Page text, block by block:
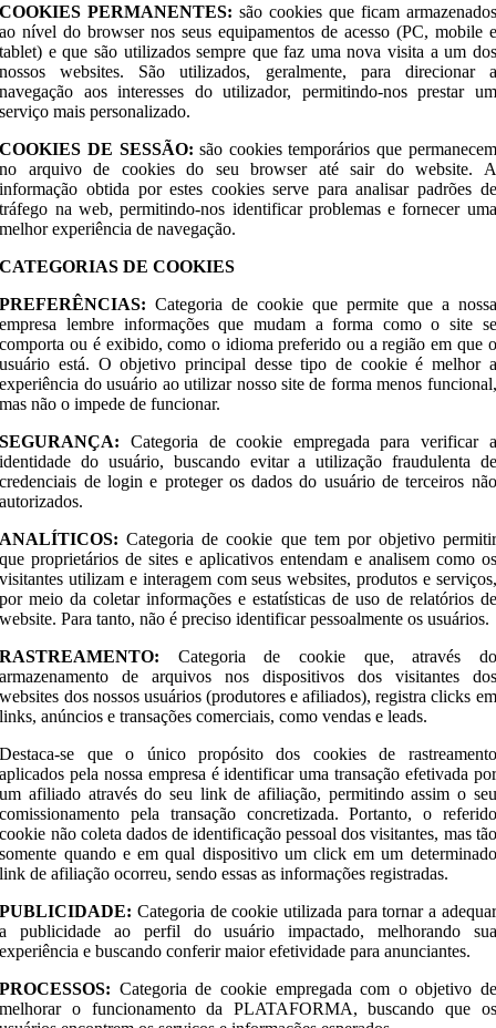
COOKIES PERMANENTES: são cookies que ficam armazenados
ao nível do browser nos seus equipamentos de acesso (PC, mobile e
tablet) e que são utilizados sempre que faz uma nova visita a um dos
nossos websites. São utilizados, geralmente, para direcionar a
navegação aos interesses do utilizador, permitindo-nos prestar um
serviço mais personalizado.
COOKIES DE SESSÃO: são cookies temporários que permanecem
no arquivo de cookies do seu browser até sair do website. A
informação obtida por estes cookies serve para analisar padrões de
tráfego na web, permitindo-nos identificar problemas e fornecer uma
melhor experiência de navegação.
CATEGORIAS DE COOKIES
PREFERÊNCIAS: Categoria de cookie que permite que a nossa
empresa lembre informações que mudam a forma como o site se
comporta ou é exibido, como o idioma preferido ou a região em que o
usuário está. O objetivo principal desse tipo de cookie é melhor a
experiência do usuário ao utilizar nosso site de forma menos funcional,
mas não o impede de funcionar.
SEGURANÇA: Categoria de cookie empregada para verificar a
identidade do usuário, buscando evitar a utilização fraudulenta de
credenciais de login e proteger os dados do usuário de terceiros não
autorizados.
ANALÍTICOS: Categoria de cookie que tem por objetivo permitir
que proprietários de sites e aplicativos entendam e analisem como os
visitantes utilizam e interagem com seus websites, produtos e serviços,
por meio da coletar informações e estatísticas de uso de relatórios de
website. Para tanto, não é preciso identificar pessoalmente os usuários.
RASTREAMENTO: Categoria de cookie que, através do
armazenamento de arquivos nos dispositivos dos visitantes dos
websites dos nossos usuários (produtores e afiliados), registra clicks em
links, anúncios e transações comerciais, como vendas e leads.
Destaca-se que o único propósito dos cookies de rastreamento
aplicados pela nossa empresa é identificar uma transação efetivada por
um afiliado através do seu link de afiliação, permitindo assim o seu
comissionamento pela transação concretizada. Portanto, o referido
cookie não coleta dados de identificação pessoal dos visitantes, mas tão
somente quando e em qual dispositivo um click em um determinado
link de afiliação ocorreu, sendo essas as informações registradas.
PUBLICIDADE: Categoria de cookie utilizada para tornar a adequar
a publicidade ao perfil do usuário impactado, melhorando sua
experiência e buscando conferir maior efetividade para anunciantes.
PROCESSOS: Categoria de cookie empregada com o objetivo de
melhorar o funcionamento da PLATAFORMA, buscando que os